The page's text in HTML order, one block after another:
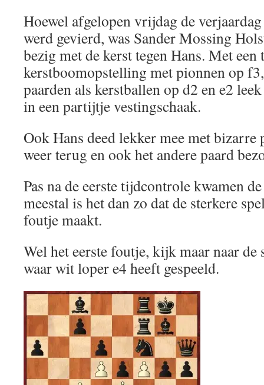
Hoewel afgelopen vrijdag de
werd gevierd, was Sander Mossing
bezig met de kerst tegen Hans. Met een
kerstboomopstelling met pionnen op
paarden als kerstballen op d2 en e2
in een partijtje vestingschaak.
Ook Hans deed lekker mee met bizarre
weer terug en ook het andere paard
Pas na de eerste tijdcontrole kwamen
meestal is het dan zo dat de sterkere
foutje maakt.
Wel het eerste foutje, kijk maar naar
waar wit loper e4 heeft gespeeld.